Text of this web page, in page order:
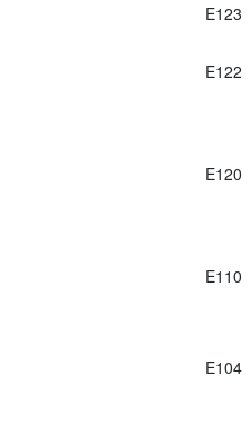
E123
E122
E120
E110
E104